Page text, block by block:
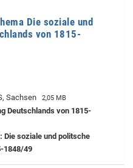
Die soziale und
von 1815-
Sachsen 2,05 MB
Deutschlands von 1815-
Die soziale und politsche
1848/49